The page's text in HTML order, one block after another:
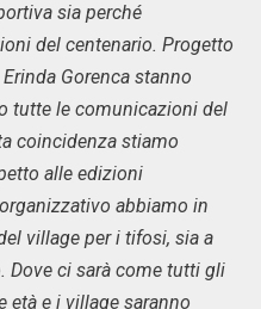
sia perché
del centenario. Progetto
Gorenca stanno
tutte le comunicazioni del
coincidenza stiamo
alle edizioni
abbiamo in
village per i tifosi, sia a
Dove ci sarà come tutti gli
età e i village saranno